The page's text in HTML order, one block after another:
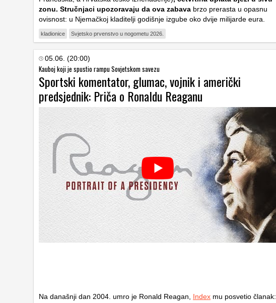
zonu. Stručnjaci upozoravaju da ova zabava brzo prerasta u opasnu
ovisnost: u Njemačkoj kladitelji godišnje izgube oko dvije milijarde eura.
kladionice Svjetsko prvenstvo u nogometu 2026.
05.06. (20:00)
Kauboj koji je spustio rampu Sovjetskom savezu
Sportski komentator, glumac, vojnik i američki
predsjednik: Priča o Ronaldu Reaganu
Na današnji dan 2004. umro je Ronald Reagan, Index mu posvetio članak: